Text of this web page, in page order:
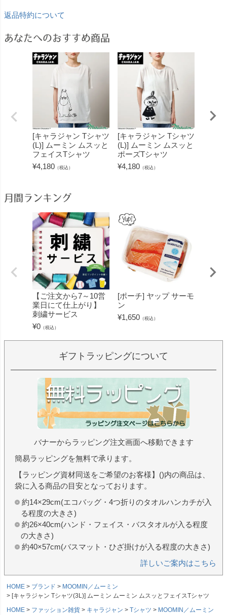
返品特約について
あなたへのおすすめ商品
[キャラジャン Tシャツ
(L)] ムーミン ムスッと
フェイスTシャツ
¥4,180 （税込）
[キャラジャン Tシャツ
(L)] ムーミン ムスッと
ポーズTシャツ
¥4,180 （税込）
月間ランキング
【ご注文から7～10営
業日にて仕上がり】
刺繍サービス
¥0 （税込）
[ポーチ] ヤップ サーモ
ン
¥1,650 （税込）
ギフトラッピングについて
バナーからラッピング注文画面へ移動できます
簡易ラッピングを無料で承ります。
【ラッピング資材同送をご希望のお客様】()内の商品は、
袋に入る商品の目安となっております。
約14×29cm(エコバッグ・4つ折りのタオルハンカチが入
る程度の大きさ)
約26×40cm(ハンド・フェイス・バスタオルが入る程度
の大きさ)
約40×57cm(バスマット・ひざ掛けが入る程度の大きさ)
詳しいご案内はこちら
HOME ブランド
MOOMIN／ムーミン
[キャラジャン Tシャツ(3L)] ムーミン ムーミン ムスッとフェイスTシャツ
HOME
ファッション雑貨 キャラジャン Tシャツ
MOOMIN／ムーミン